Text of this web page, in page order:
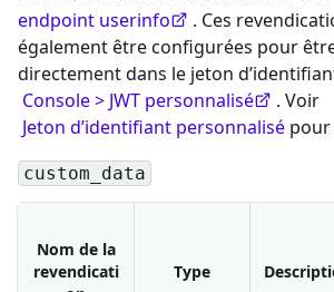
endpoint userinfo
. Ces
également être configurées pour
directement dans le jeton
Console > JWT personnalisé
. Voir
Jeton d’identifiant personnalisé pour
custom_data
Nom de la
revendicati
Type